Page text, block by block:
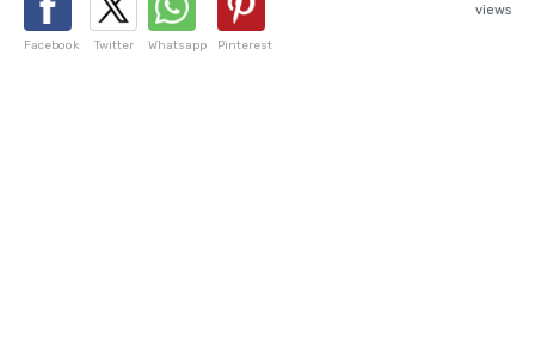
Facebook Twitter Whatsapp Pinterest
views